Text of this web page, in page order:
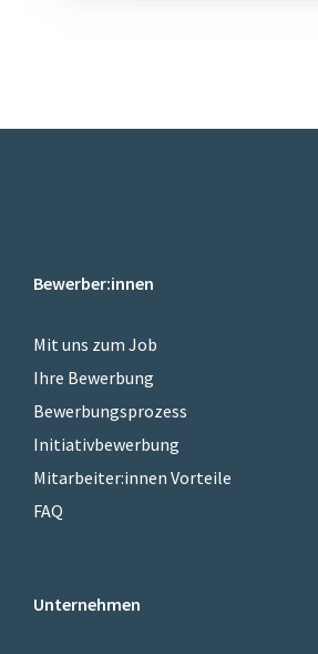
Bewerber:innen
Mit uns zum Job
Ihre Bewerbung
Bewerbungsprozess
Initiativbewerbung
Mitarbeiter:innen Vorteile
FAQ
Unternehmen